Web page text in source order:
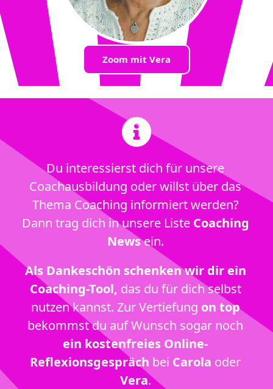
Zoom mit Vera
Du interessierst dich für unsere
Coachausbildung oder willst über das
Thema Coaching informiert werden?
Dann trag dich in unsere Liste Coaching
Newsein.
Als Dankeschön schenken wir dir ein
Coaching-Tool, das du für dich selbst
nutzen kannst. Zur Vertiefung on top
bekommst du auf Wunsch sogar noch
ein kostenfreies Online-
Reflexionsgespräch bei Carola oder
Vera.